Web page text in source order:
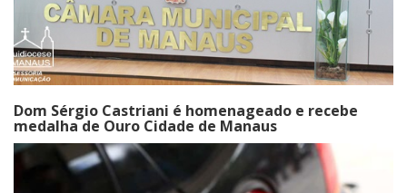
Dom Sérgio Castriani é homenageado e recebe
medalha de Ouro Cidade de Manaus